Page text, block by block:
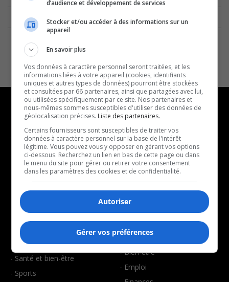
NOUVELLES
- Affaires municipales
- Communauté / Social
- Culture
- Économie
- Éducation
- Environnement
- Faits divers
- Santé et bien-être
- Sports
MUSIQUE
- Décompte franco
- Joué récemment
BALADOS
- Affaires
- Art de vivre
- Bien-être
- Emploi
d’audience et développement de services
Stocker et/ou accéder à des informations sur un
appareil
En savoir plus
Vos données à caractère personnel seront traitées, et les
informations liées à votre appareil (cookies, identifiants
uniques et autres types de données) pourront être stockées
et consultées par 66 partenaires, ainsi que partagées avec lui,
ou utilisées spécifiquement par ce site. Nos partenaires et
nous-mêmes sommes susceptibles d'utiliser des données de
géolocalisation précises. Liste des partenaires.
Certains fournisseurs sont susceptibles de traiter vos
données à caractère personnel sur la base de l'intérêt
légitime. Vous pouvez vous y opposer en gérant vos options
ci-dessous. Recherchez un lien en bas de cette page ou dans
le menu du site pour gérer ou retirer votre consentement
dans les paramètres des cookies et de confidentialité.
Autoriser
Gérer vos préférences